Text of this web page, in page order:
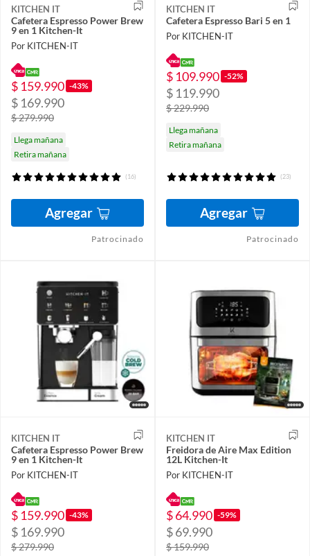
KITCHEN IT
Cafetera Espresso Power Brew
9 en 1 Kitchen-It
Por KITCHEN-IT
$ 159.990 -43%
$ 169.990
$ 279.990
Llega mañana
Retira mañana
(16)
Agregar
Patrocinado
KITCHEN IT
Cafetera Espresso Bari 5 en 1
Por KITCHEN-IT
$ 109.990 -52%
$ 119.990
$ 229.990
Llega mañana
Retira mañana
(23)
Agregar
Patrocinado
KITCHEN IT
Cafetera Espresso Power Brew
9 en 1 Kitchen-It
Por KITCHEN-IT
$ 159.990 -43%
$ 169.990
$ 279.990
KITCHEN IT
Freidora de Aire Max Edition
12L Kitchen-It
Por KITCHEN-IT
$ 64.990 -59%
$ 69.990
$ 159.990